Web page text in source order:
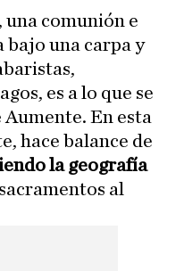
comunión e
bajo una carpa y
es a lo que se
En esta
hace balance de
la geografía
al